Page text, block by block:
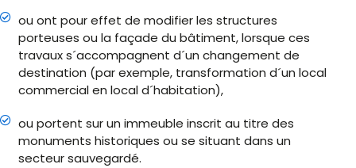
ou ont pour effet de modifier les structures
porteuses ou la façade du bâtiment, lorsque ces
travaux s´accompagnent d´un changement de
destination (par exemple, transformation d´un local
commercial en local d´habitation),
ou portent sur un immeuble inscrit au titre des
monuments historiques ou se situant dans un
secteur sauvegardé.